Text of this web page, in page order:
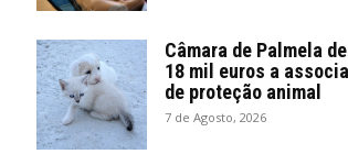
Câmara de Palmela
18 mil euros a
de proteção animal
7 de Agosto, 2026